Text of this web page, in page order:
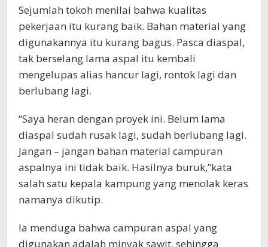
Sejumlah tokoh menilai bahwa kualitas
pekerjaan itu kurang baik. Bahan material yang
digunakannya itu kurang bagus. Pasca diaspal,
tak berselang lama aspal itu kembali
mengelupas alias hancur lagi, rontok lagi dan
berlubang lagi.
“Saya heran dengan proyek ini. Belum lama
diaspal sudah rusak lagi, sudah berlubang lagi.
Jangan – jangan bahan material campuran
aspalnya ini tidak baik. Hasilnya buruk,”kata
salah satu kepala kampung yang menolak keras
namanya dikutip.
Ia menduga bahwa campuran aspal yang
digunakan adalah minyak sawit, sehingga